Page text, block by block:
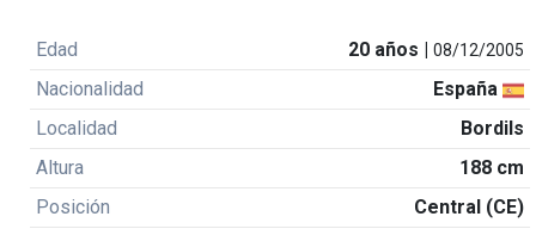
Edad 20 años |08/12/2005
Nacionalidad
España
Localidad
Bordils
Altura
188 cm
Posición
Central (CE)